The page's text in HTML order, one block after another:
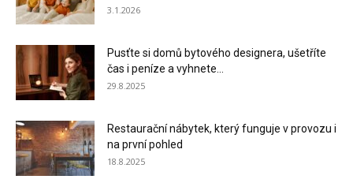
3.1.2026
Pusťte si domů bytového designera, ušetříte
čas i peníze a vyhnete...
29.8.2025
Restaurační nábytek, který funguje v provozu i
na první pohled
18.8.2025